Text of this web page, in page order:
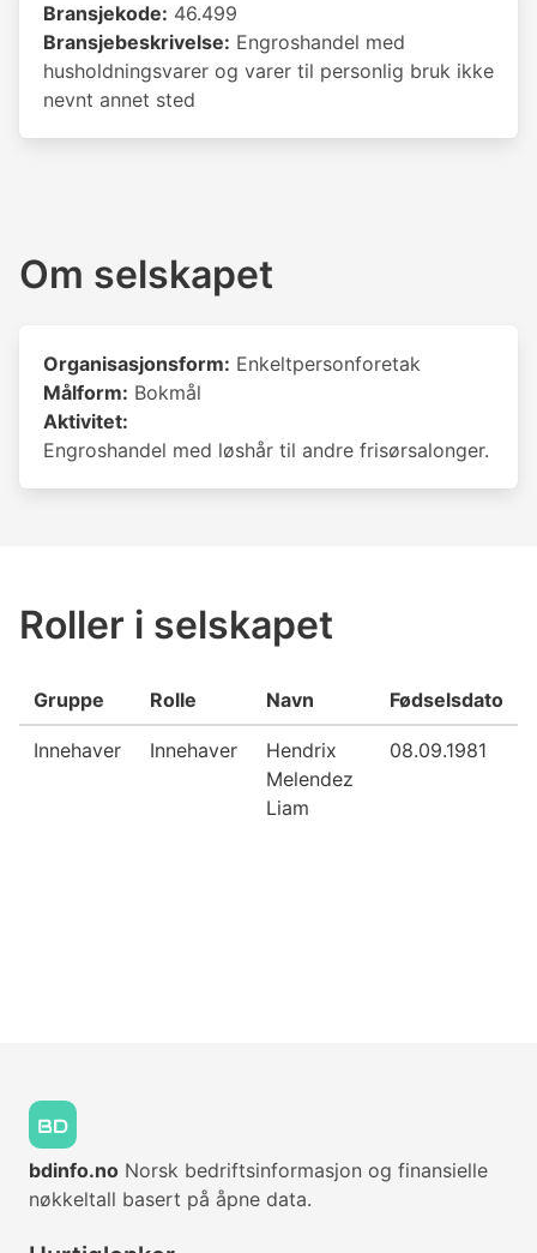
Bransjekode: 46.499
Bransjebeskrivelse: Engroshandel med
husholdningsvarer og varer til personlig bruk ikke
nevnt annet sted
Om selskapet
Organisasjonsform: Enkeltpersonforetak
Målform: Bokmål
Aktivitet:
Engroshandel med løshår til andre frisørsalonger.
Roller i selskapet
Gruppe Rolle Navn Fødselsdato
Innehaver Innehaver
Hendrix
Melendez
Liam
08.09.1981
bdinfo.no Norsk bedriftsinformasjon og finansielle
nøkkeltall basert på åpne data.